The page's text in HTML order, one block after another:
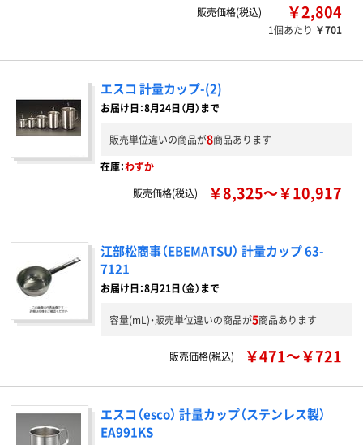
販売価格(税込)
￥2,804
1個あたり ￥701
エスコ 計量カップ-(2)
お届け日：8月24日（月）まで
販売単位違いの商品が8商品あります
在庫：わずか
販売価格(税込)
￥8,325～￥10,917
江部松商事（EBEMATSU） 計量カップ 63-
7121
お届け日：8月21日（金）まで
容量(mL)・販売単位違いの商品が5商品あります
販売価格(税込) ￥471～￥721
エスコ（esco） 計量カップ（ステンレス製）
EA991KS